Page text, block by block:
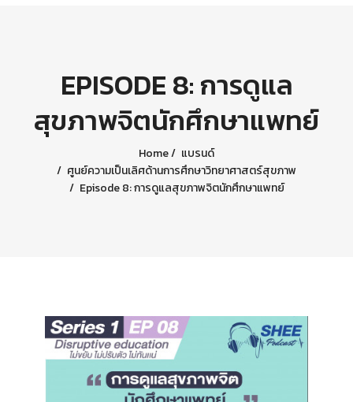
EPISODE 8: การดูแล
สุขภาพจิตนักศึกษาแพทย์
Home
แบรนด์
ศูนย์ความเป็นเลิศด้านการศึกษาวิทยาศาสตร์สุขภาพ
Episode 8: การดูแลสุขภาพจิตนักศึกษาแพทย์